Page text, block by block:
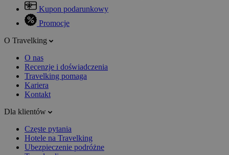
Kupon podarunkowy
Promocje
O Travelking
O nas
Recenzje i doświadczenia
Travelking pomaga
Kariera
Kontakt
Dla klientów
Częste pytania
Hotele na Travelking
Ubezpieczenie podróżne